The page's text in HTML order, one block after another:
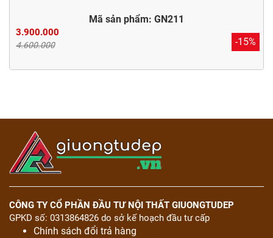
Mã sản phẩm: GN211
3.900.000
4.600.000 -15%
CÔNG TY CỔ PHẦN ĐẦU TƯ NỘI THẤT GIUONGTUDEP
GPKD số: 0313864826 do sở kế hoạch đầu tư cấp
Chính sách đổi trả hàng